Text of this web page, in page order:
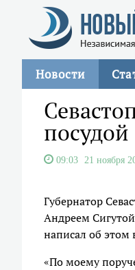
Новости
посудой
09:03 21 ноября
Губернатор
Андреем
написал об этом
«По моему